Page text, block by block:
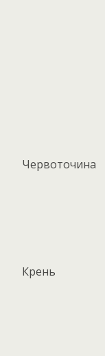
Червоточина
Крень